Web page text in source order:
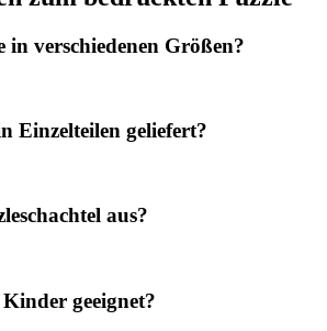
in verschiedenen Größen?
Einzelteilen geliefert?
aus?
geeignet?